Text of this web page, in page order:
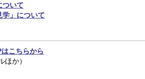
ついて
学」について
はこちらから
か）